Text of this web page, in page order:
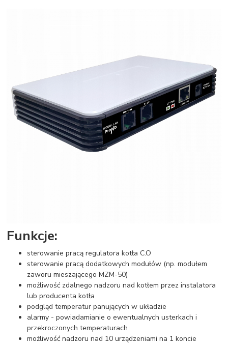
Funkcje:
sterowanie pracą regulatora kotła C.O
sterowanie pracą dodatkowych modułów (np. modułem
zaworu mieszającego MZM-50)
możliwość zdalnego nadzoru nad kotłem przez instalatora
lub producenta kotła
podgląd temperatur panujących w układzie
alarmy - powiadamianie o ewentualnych usterkach i
przekroczonych temperaturach
możliwość nadzoru nad 10 urządzeniami na 1 koncie